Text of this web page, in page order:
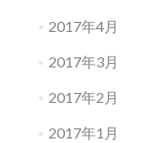
2017年4月
2017年3月
2017年2月
2017年1月